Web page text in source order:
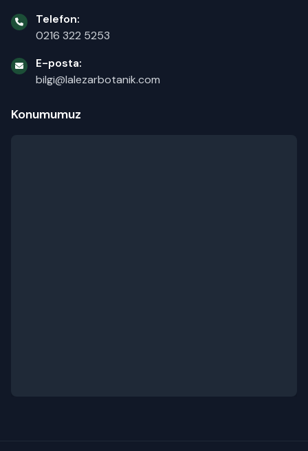
Telefon:
0216 322 5253
E-posta:
bilgi@lalezarbotanik.com
Konumumuz